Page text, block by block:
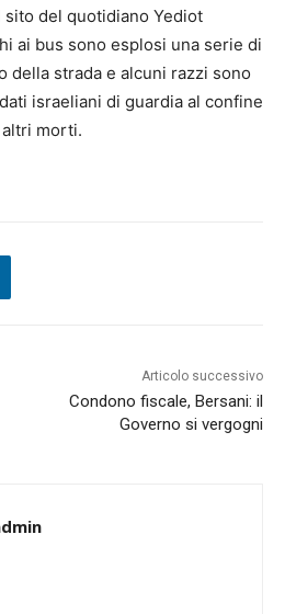
del quotidiano Yediot
ai bus sono esplosi una serie di
della strada e alcuni razzi sono
israeliani di guardia al confine
altri morti.
Articolo successivo
Condono fiscale, Bersani: il
Governo si vergogni